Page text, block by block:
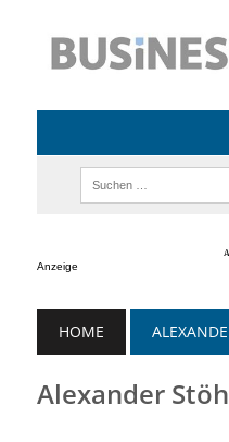
Anzeige
HOME
Alexander